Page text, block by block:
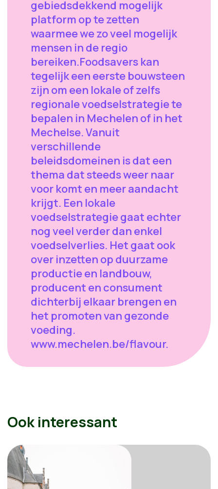
gebiedsdekkend mogelijk
platform op te zetten
waarmee we zo veel mogelijk
mensen in de regio
bereiken.Foodsavers kan
tegelijk een eerste bouwsteen
zijn om een lokale of zelfs
regionale voedselstrategie te
bepalen in Mechelen of in het
Mechelse. Vanuit
verschillende
beleidsdomeinen is dat een
thema dat steeds weer naar
voor komt en meer aandacht
krijgt. Een lokale
voedselstrategie gaat echter
nog veel verder dan enkel
voedselverlies. Het gaat ook
over inzetten op duurzame
productie en landbouw,
producent en consument
dichterbij elkaar brengen en
het promoten van gezonde
voeding.
www.mechelen.be/flavour.
Ook interessant